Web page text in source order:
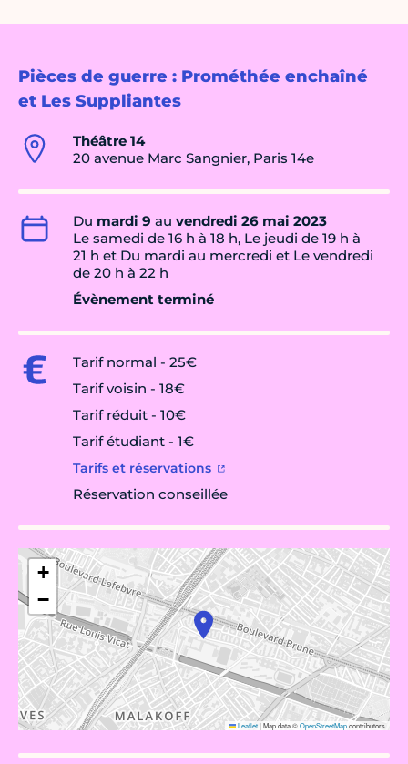
Pièces de guerre : Prométhée enchaîné
et Les Suppliantes
Théâtre 14
20 avenue Marc Sangnier, Paris 14e
Du mardi 9 au vendredi 26 mai 2023
Le samedi de 16 h à 18 h, Le jeudi de 19 h à
21 h et Du mardi au mercredi et Le vendredi
de 20 h à 22 h
Évènement terminé
Tarif normal - 25€
Tarif voisin - 18€
Tarif réduit - 10€
Tarif étudiant - 1€
Tarifs et réservations
Réservation conseillée
+
−
Leaflet|Map data ©OpenStreetMapcontributors